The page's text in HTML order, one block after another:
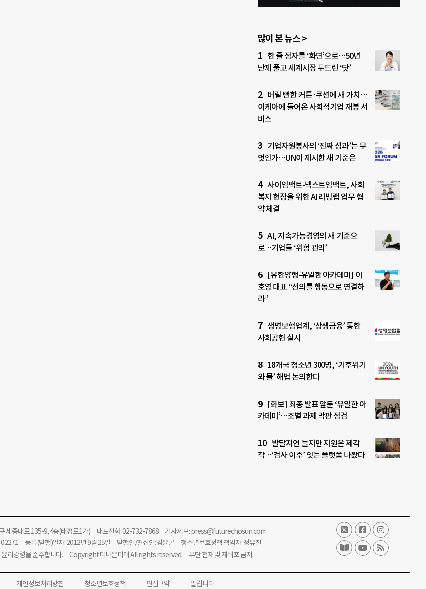
많이 본 뉴스 >
한 줄 점자를 ‘화면’으로…50년
난제 풀고 세계시장 두드린 ‘닷’
버릴 뻔한 커튼·쿠션에 새 가치…
이케아에 들어온 사회적기업 재봉 서
비스
기업자원봉사의 ‘진짜 성과’는 무
엇인가…UN이 제시한 새 기준은
사이임팩트-넥스트임팩트, 사회
복지 현장을 위한 AI 리빙랩 업무 협
약 체결
AI, 지속가능경영의 새 기준으
로…기업들 ‘위험 관리’
[유한양행-유일한 아카데미] 이
호영 대표 “선의를 행동으로 연결하
라”
생명보험업계, ‘상생금융’ 통한
사회공헌 실시
18개국 청소년 300명, ‘기후위기
와 물’ 해법 논의한다
[화보] 최종 발표 앞둔 ‘유일한 아
카데미’…조별 과제 막판 점검
발달지연 늘지만 지원은 제각
각…‘검사 이후’ 잇는 플랫폼 나왔다
세종대로 135-9, 4층(태평로1가) 대표전화: 02-732-7868 기사제보:press@futurechosun.com
02271 등록(발행)일자: 2012년 9월 25일 발행인/편집인: 김윤곤 청소년보호정책 책임자: 정유진
리강령을 준수합니다. Copyright 더나은미래 All rights reserved. 무단 전재 및 재배포 금지.
개인정보처리방침 청소년보호정책 편집규약 알립니다